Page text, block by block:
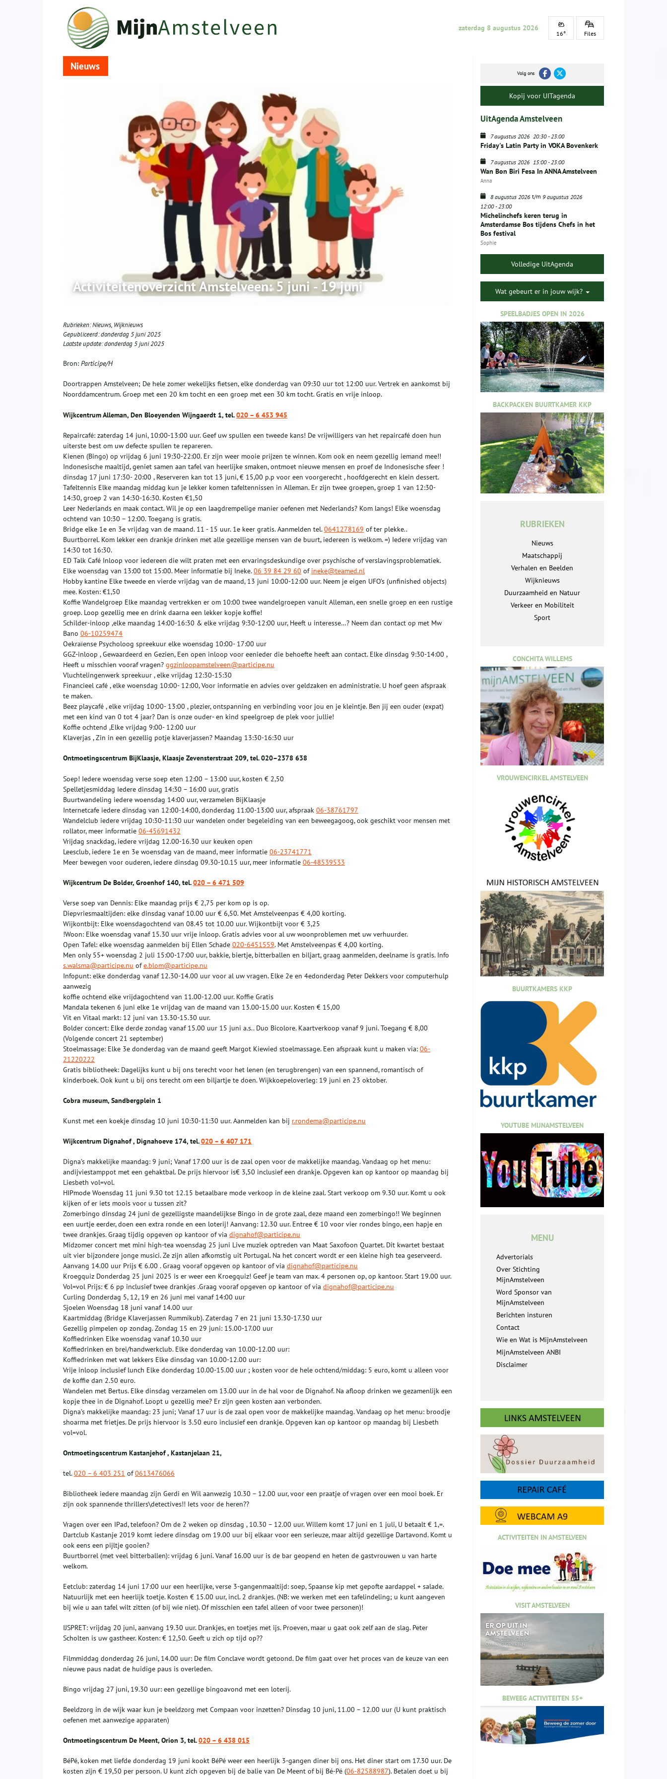
zaterdag 8 augustus 2026
16° Files
Nieuws
Activiteitenoverzicht Amstelveen: 5 juni - 19 juni
Rubrieken:Nieuws, Wijknieuws
Gepubliceerd:donderdag 5 juni 2025
Laatste update:donderdag 5 juni 2025
Bron: Participe/H
Doortrappen Amstelveen; De hele zomer wekelijks fietsen, elke donderdag van 09:30 uur tot 12:00 uur. Vertrek en aankomst bij
Noorddamcentrum. Groep met een 20 km tocht en een groep met een 30 km tocht. Gratis en vrije inloop.
Wijkcentrum Alleman, Den Bloeyenden Wijngaerdt 1, tel.020 – 6 453 945
Repaircafé: zaterdag 14 juni, 10:00-13:00 uur. Geef uw spullen een tweede kans! De vrijwilligers van het repaircafé doen hun
uiterste best om uw defecte spullen te repareren.
Kienen (Bingo) op vrijdag 6 juni 19:30-22:00. Er zijn weer mooie prijzen te winnen. Kom ook en neem gezellig iemand mee!!
Indonesische maaltijd, geniet samen aan tafel van heerlijke smaken, ontmoet nieuwe mensen en proef de Indonesische sfeer !
dinsdag 17 juni 17:30- 20:00 , Reserveren kan tot 13 juni, € 15,00 p.p voor een voorgerecht , hoofdgerecht en klein dessert.
Tafeltennis Elke maandag middag kun je lekker komen tafeltennissen in Alleman. Er zijn twee groepen, groep 1 van 12:30-
14:30, groep 2 van 14:30-16:30. Kosten €1,50
Leer Nederlands en maak contact. Wil je op een laagdrempelige manier oefenen met Nederlands? Kom langs! Elke woensdag
ochtend van 10:30 – 12:00. Toegang is gratis.
Bridge elke 1e en 3e vrijdag van de maand. 11 - 15 uur. 1e keer gratis. Aanmelden tel.0641278169 of ter plekke..
Buurtborrel. Kom lekker een drankje drinken met alle gezellige mensen van de buurt, iedereen is welkom. =) Iedere vrijdag van
14:30 tot 16:30.
ED Talk Café Inloop voor iedereen die wilt praten met een ervaringsdeskundige over psychische of verslavingsproblematiek.
Elke woensdag van 13:00 tot 15:00. Meer informatie bij Ineke.06 39 84 29 60 of ineke@teamed.nl
Hobby kantine Elke tweede en vierde vrijdag van de maand, 13 juni 10:00-12:00 uur. Neem je eigen UFO’s (unfinished objects)
mee. Kosten: €1,50
Koffie Wandelgroep Elke maandag vertrekken er om 10:00 twee wandelgroepen vanuit Alleman, een snelle groep en een rustige
groep. Loop gezellig mee en drink daarna een lekker kopje koffie!
Schilder-inloop ,elke maandag 14:00-16:30 & elke vrijdag 9:30-12:00 uur, Heeft u interesse…? Neem dan contact op met Mw
Bano 06-10259474
Oekraïense Psycholoog spreekuur elke woensdag 10:00- 17:00 uur
GGZ-inloop , Gewaardeerd en Gezien, Een open inloop voor eenieder die behoefte heeft aan contact. Elke dinsdag 9:30-14:00 ,
Heeft u misschien vooraf vragen? ggzinloopamstelveen@participe.nu
Vluchtelingenwerk spreekuur , elke vrijdag 12:30-15:30
Financieel café , elke woensdag 10:00- 12:00, Voor informatie en advies over geldzaken en administratie. U hoef geen afspraak
te maken.
Beez playcafé , elke vrijdag 10:00- 13:00 , plezier, ontspanning en verbinding voor jou en je kleintje. Ben jij een ouder (expat)
met een kind van 0 tot 4 jaar? Dan is onze ouder- en kind speelgroep de plek voor jullie!
Koffie ochtend ,Elke vrijdag 9:00- 12:00 uur
Klaverjas , Zin in een gezellig potje klaverjassen? Maandag 13:30-16:30 uur
Ontmoetingscentrum BijKlaasje, Klaasje Zevensterstraat 209, tel. 020–2378 638
Soep! Iedere woensdag verse soep eten 12:00 – 13:00 uur, kosten € 2,50
Spelletjesmiddag Iedere dinsdag 14:30 – 16:00 uur, gratis
Buurtwandeling iedere woensdag 14:00 uur, verzamelen BijKlaasje
Internetcafe iedere dinsdag van 12:00-14:00, donderdag 11:00-13:00 uur, afspraak 06-38761797
Wandelclub iedere vrijdag 10:30-11:30 uur wandelen onder begeleiding van een beweegagoog, ook geschikt voor mensen met
rollator, meer informatie 06-45691432
Vrijdag snackdag, iedere vrijdag 12.00-16.30 uur keuken open
Leesclub, iedere 1e en 3e woensdag van de maand, meer informatie 06-23741771
Meer bewegen voor ouderen, iedere dinsdag 09.30-10.15 uur, meer informatie 06-48539533
Wijkcentrum De Bolder, Groenhof 140, tel.020 – 6 471 509
Verse soep van Dennis: Elke maandag prijs € 2,75 per kom op is op.
Diepvriesmaaltijden: elke dinsdag vanaf 10.00 uur € 6,50. Met Amstelveenpas € 4,00 korting.
Wijkontbijt: Elke woensdagochtend van 08.45 tot 10.00 uur. Wijkontbijt voor € 3,25
!Woon: Elke woensdag vanaf 15.30 uur vrije inloop. Gratis advies voor al uw woonproblemen met uw verhuurder.
Open Tafel: elke woensdag aanmelden bij Ellen Schade 020-6451559. Met Amstelveenpas € 4,00 korting.
Men only 55+ woensdag 2 juli 15:00-17:00 uur, bakkie, biertje, bitterballen en biljart, graag aanmelden, deelname is gratis. Info
s.walsma@participe.nu ofe.blom@participe.nu
Infopunt: elke donderdag vanaf 12.30-14.00 uur voor al uw vragen. Elke 2e en 4edonderdag Peter Dekkers voor computerhulp
aanwezig
koffie ochtend elke vrijdagochtend van 11.00-12.00 uur. Koffie Gratis
Mandala tekenen 6 juni elke 1e vrijdag van de maand van 13.00-15.00 uur. Kosten € 15,00
Vit en Vitaal markt: 12 juni van 13.30-15.30 uur.
Bolder concert: Elke derde zondag vanaf 15.00 uur 15 juni a.s.. Duo Bicolore. Kaartverkoop vanaf 9 juni. Toegang € 8,00
(Volgende concert 21 september)
Stoelmassage: Elke 3e donderdag van de maand geeft Margot Kiewied stoelmassage. Een afspraak kunt u maken via: 06-
21220222
Gratis bibliotheek: Dagelijks kunt u bij ons terecht voor het lenen (en terugbrengen) van een spannend, romantisch of
kinderboek. Ook kunt u bij ons terecht om een biljartje te doen. Wijkkoepeloverleg: 19 juni en 23 oktober.
Cobra museum, Sandbergplein 1
Kunst met een koekje dinsdag 10 juni 10:30-11:30 uur. Aanmelden kan bij r.rondema@participe.nu
Wijkcentrum Dignahof , Dignahoeve 174, tel.020 – 6 407 171
Digna’s makkelijke maandag: 9 juni; Vanaf 17:00 uur is de zaal open voor de makkelijke maandag. Vandaag op het menu:
andijviestamppot met een gehaktbal. De prijs hiervoor is€ 3,50 inclusief een drankje. Opgeven kan op kantoor op maandag bij
Liesbeth vol=vol.
HIPmode Woensdag 11 juni 9.30 tot 12.15 betaalbare mode verkoop in de kleine zaal. Start verkoop om 9.30 uur. Komt u ook
kijken of er iets moois voor u tussen zit?
Zomerbingo dinsdag 24 juni de gezelligste maandelijkse Bingo in de grote zaal, deze maand een zomerbingo!! We beginnen
een uurtje eerder, doen een extra ronde en een loterij! Aanvang: 12.30 uur. Entree € 10 voor vier rondes bingo, een hapje en
twee drankjes. Graag tijdig opgeven op kantoor of via dignahof@participe.nu
Midzomer concert met mini high-tea woensdag 25 juni Live muziek optreden van Maat Saxofoon Quartet. Dit kwartet bestaat
uit vier bijzondere jonge musici. Ze zijn allen afkomstig uit Portugal. Na het concert wordt er een kleine high tea geserveerd.
Aanvang 14.00 uur Prijs € 6.00 . Graag vooraf opgeven op kantoor of via dignahof@participe.nu
Kroegquiz Donderdag 25 juni 2025 is er weer een Kroegquiz! Geef je team van max. 4 personen op, op kantoor. Start 19.00 uur.
Vol=vol Prijs: € 6 pp inclusief twee drankjes .Graag vooraf opgeven op kantoor of via dignahof@participe.nu
Curling Donderdag 5, 12, 19 en 26 juni mei vanaf 14:00 uur
Sjoelen Woensdag 18 juni vanaf 14.00 uur
Kaartmiddag (Bridge Klaverjassen Rummikub). Zaterdag 7 en 21 juni 13.30-17.30 uur
Gezellig pimpelen op zondag. Zondag 15 en 29 juni: 15.00-17.00 uur
Koffiedrinken Elke woensdag vanaf 10.30 uur
Koffiedrinken en brei/handwerkclub. Elke donderdag van 10.00-12.00 uur:
Koffiedrinken met wat lekkers Elke dinsdag van 10.00-12.00 uur:
Vrije inloop inclusief lunch Elke donderdag 10.00-15.00 uur ; kosten voor de hele ochtend/middag: 5 euro, komt u alleen voor
de koffie dan 2.50 euro.
Wandelen met Bertus. Elke dinsdag verzamelen om 13.00 uur in de hal voor de Dignahof. Na afloop drinken we gezamenlijk een
kopje thee in de Dignahof. Loopt u gezellig mee? Er zijn geen kosten aan verbonden.
Digna’s makkelijke maandag: 23 juni; Vanaf 17 uur is de zaal open voor de makkelijke maandag. Vandaag op het menu: broodje
shoarma met frietjes. De prijs hiervoor is 3.50 euro inclusief een drankje. Opgeven kan op kantoor op maandag bij Liesbeth
vol=vol.
Ontmoetingscentrum Kastanjehof , Kastanjelaan 21,
tel.020 – 6 403 251 of0613476066
Bibliotheek iedere maandag zijn Gerdi en Wil aanwezig 10.30 – 12.00 uur, voor een praatje of vragen over een mooi boek. Er
zijn ook spannende thrillers\detectives!! Iets voor de heren??
Vragen over een IPad, telefoon? Om de 2 weken op dinsdag , 10.30 – 12.00 uur. Willem komt 17 juni en 1 juli, U betaalt € 1,=.
Dartclub Kastanje 2019 komt iedere dinsdag om 19.00 uur bij elkaar voor een serieuze, maar altijd gezellige Dartavond. Komt u
ook eens een pijltje gooien?
Buurtborrel (met veel bitterballen): vrijdag 6 juni. Vanaf 16.00 uur is de bar geopend en heten de gastvrouwen u van harte
welkom.
Eetclub: zaterdag 14 juni 17:00 uur een heerlijke, verse 3-gangenmaaltijd: soep, Spaanse kip met gepofte aardappel + salade.
Natuurlijk met een heerlijk toetje. Kosten € 15.00 uur, incl. 2 drankjes. (NB: we werken met een tafelindeling; u kunt aangeven
bij wie u aan tafel wilt zitten (of bij wie niet). Of misschien een tafel alleen of voor twee personen)!
IJSPRET: vrijdag 20 juni, aanvang 19.30 uur. Drankjes, en toetjes met ijs. Proeven, maar u gaat ook zelf aan de slag. Peter
Scholten is uw gastheer. Kosten: € 12,50. Geeft u zich op tijd op??
Filmmiddag donderdag 26 juni, 14.00 uur: De film Conclave wordt getoond. De film gaat over het proces van de keuze van een
nieuwe paus nadat de huidige paus is overleden.
Bingo vrijdag 27 juni, 19.30 uur: een gezellige bingoavond met een loterij.
Beeldzorg in de wijk waar kun je beeldzorg met Compaan voor inzetten? Dinsdag 10 juni, 11.00 – 12.00 uur (U kunt praktisch
oefenen met aanwezige apparaten)
Ontmoetingscentrum De Meent, Orion 3, tel.020 – 6 438 015
BéPé, koken met liefde donderdag 19 juni kookt BéPé weer een heerlijk 3-gangen diner bij ons. Het diner start om 17.30 uur. De
kosten zijn € 19,50 per persoon. U kunt zich opgeven bij de balie van De Meent of bij Bé-Pé (06-82588987). Betalen doet u bij
Volg ons
Kopij voor UITagenda
UitAgenda Amstelveen
7 augustus 2026 20:30-23:00
Friday's Latin Party in VOKA Bovenkerk
7 augustus 2026 15:00-23:00
Wan Bon Biri Fesa In ANNA Amstelveen
Anna
8 augustus 2026 t/m 9 augustus 2026
12:00-23:00
Michelinchefs keren terug in
Amsterdamse Bos tijdens Chefs in het
Bos festival
Sophie
Volledige UitAgenda
Wat gebeurt er in jouw wijk?
SPEELBADJES OPEN IN 2026
BACKPACKEN BUURTKAMER KKP
RUBRIEKEN
Nieuws
Maatschappij
Verhalen en Beelden
Wijknieuws
Duurzaamheid en Natuur
Verkeer en Mobiliteit
Sport
CONCHITA WILLEMS
VROUWENCIRKEL AMSTELVEEN
BUURTKAMERS KKP
YOUTUBE MIJNAMSTELVEEN
MENU
Advertorials
Over Stichting
MijnAmstelveen
Word Sponsor van
MijnAmstelveen
Berichten insturen
Contact
Wie en Wat is MijnAmstelveen
MijnAmstelveen ANBI
Disclaimer
ACTIVITEITEN IN AMSTELVEEN
VISIT AMSTELVEEN
BEWEEG ACTIVITEITEN 55+